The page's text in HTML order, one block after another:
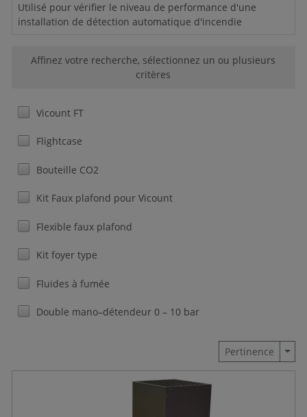
Utilisé pour vérifier le niveau de performance d'une
installation de détection automatique d'incendie
Affinez votre recherche, sélectionnez un ou plusieurs
critères
Vicount FT
Flightcase
Bouteille CO2
Kit Faux plafond pour Vicount
Flexible faux plafond
Kit foyer type
Fluides à fumée
Double mano–détendeur 0 – 10 bar
Pertinence